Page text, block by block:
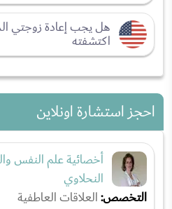
هل يجب إعادة زوجتي
اكتشفته
احجز استشارة اونلاين
أخصائية علم النفس
النحلاوي
التخصص:العلاقات العاطفية